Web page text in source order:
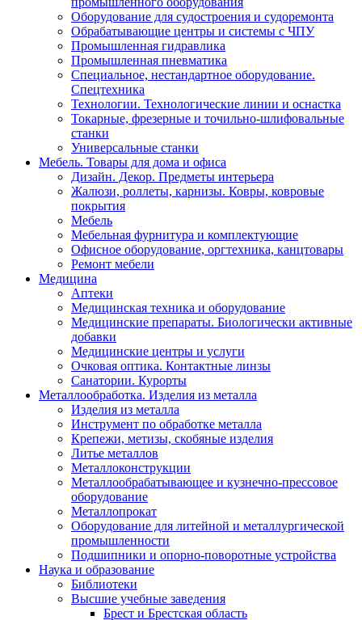
Оборудование для судостроения и судоремонта
Обрабатывающие центры и системы с ЧПУ
Промышленная гидравлика
Промышленная пневматика
Специальное, нестандартное оборудование.
Спецтехника
Технологии. Технологические линии и оснастка
Токарные, фрезерные и точильно-шлифовальные
станки
Универсальные станки
Мебель. Товары для дома и офиса
Дизайн. Декор. Предметы интерьера
Жалюзи, роллеты, карнизы. Ковры, ковровые
покрытия
Мебель
Мебельная фурнитура и комплектующие
Офисное оборудование, оргтехника, канцтовары
Ремонт мебели
Медицина
Аптеки
Медицинская техника и оборудование
Медицинские препараты. Биологически активные
добавки
Медицинские центры и услуги
Очковая оптика. Контактные линзы
Санатории. Курорты
Металлообработка. Изделия из металла
Изделия из металла
Инструмент по обработке металла
Крепежи, метизы, скобяные изделия
Литье металлов
Металлоконструкции
Металлообрабатывающее и кузнечно-прессовое
оборудование
Металлопрокат
Оборудование для литейной и металлургической
промышленности
Подшипники и опорно-поворотные устройства
Наука и образование
Библиотеки
Высшие учебные заведения
Брест и Брестская область